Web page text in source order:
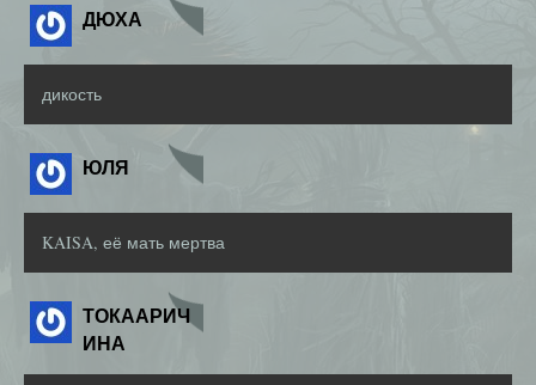
ДЮХА
дикость
ЮЛЯ
KAISA, её мать мертва
ТОКААРИЧ
ИНА